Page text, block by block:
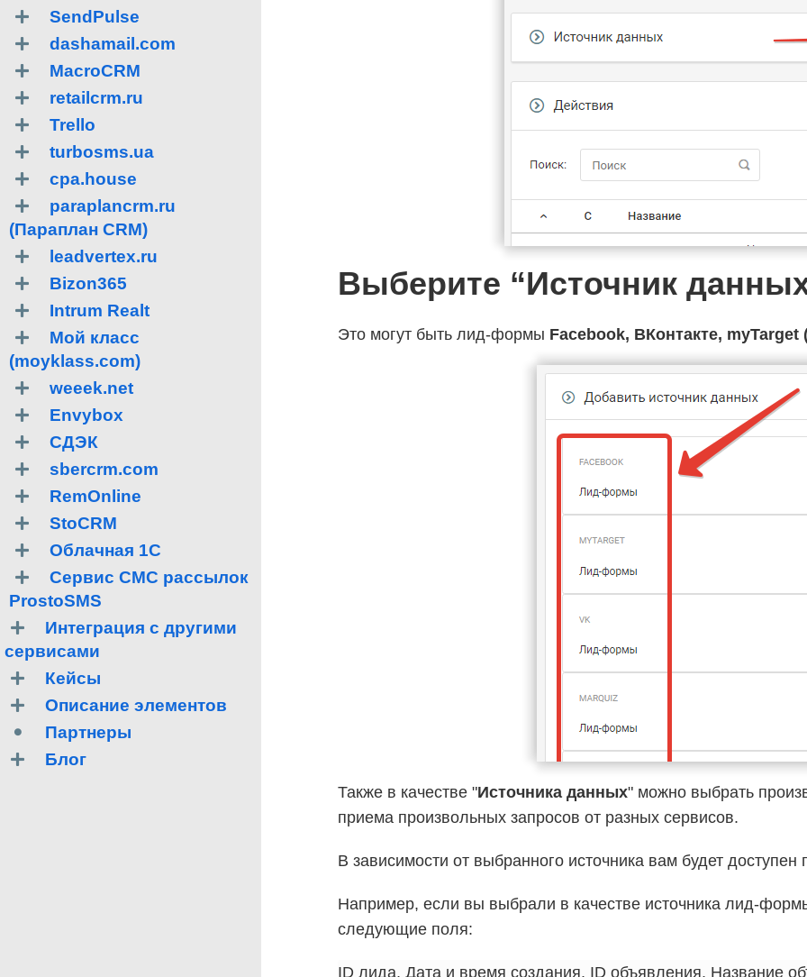
SendPulse
dashamail.com
MacroCRM
retailcrm.ru
Trello
turbosms.ua
cpa.house
paraplancrm.ru
(Параплан CRM)
leadvertex.ru
Bizon365
Intrum Realt
Мой класс
(moyklass.com)
weeek.net
Envybox
СДЭК
sbercrm.com
RemOnline
StoCRM
Облачная 1C
Сервис СМС рассылок
ProstoSMS
Интеграция с другими
сервисами
Кейсы
Описание элементов
Партнеры
Блог
Выберите “Источник
Это могут быть лид-формы Facebook, ВКонтакте,
Также в качестве "Источника данных" можно выбрать
приема произвольных запросов от разных сервисов.
В зависимости от выбранного источника вам будет
Например, если вы выбрали в качестве источника лид-
следующие поля: